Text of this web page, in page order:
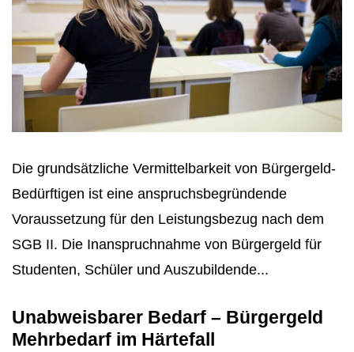
Die grundsätzliche Vermittelbarkeit von Bürgergeld-
Bedürftigen ist eine anspruchsbegründende
Voraussetzung für den Leistungsbezug nach dem
SGB II. Die Inanspruchnahme von Bürgergeld für
Studenten, Schüler und Auszubildende...
Unabweisbarer Bedarf – Bürgergeld
Mehrbedarf im Härtefall